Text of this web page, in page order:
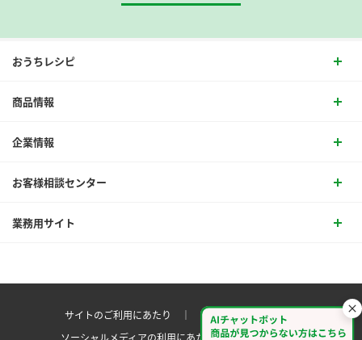
おうちレシピ
商品情報
企業情報
お客様相談センター
業務用サイト
サイトのご利用にあたり ｜ プライバシーポリシー
ソーシャルメディアの利用にあたりサイトマップ ｜